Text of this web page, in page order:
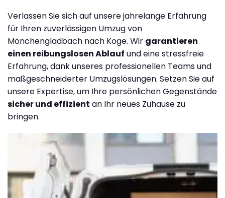
Verlassen Sie sich auf unsere jahrelange Erfahrung
für Ihren zuverlässigen Umzug von
Mönchengladbach nach Koge. Wir garantieren
einen reibungslosen Ablauf und eine stressfreie
Erfahrung, dank unseres professionellen Teams und
maßgeschneiderter Umzugslösungen. Setzen Sie auf
unsere Expertise, um Ihre persönlichen Gegenstände
sicher und effizient an Ihr neues Zuhause zu
bringen.